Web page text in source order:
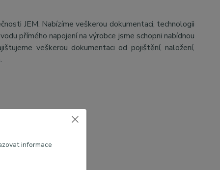
JEM. Nabízíme veškerou dokumentaci, technologii
přímého napojení na výrobce jsme schopni nabídnou
veškerou dokumentaci od pojištění, naložení,
informace